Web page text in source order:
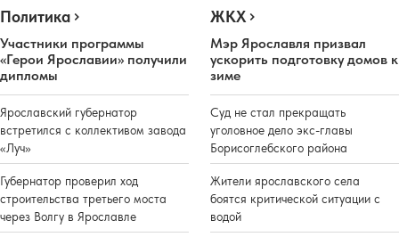
Политика
Участники программы
«Герои Ярославии» получили
дипломы
Ярославский губернатор
встретился с коллективом завода
«Луч»
Губернатор проверил ход
строительства третьего моста
через Волгу в Ярославле
ЖКХ
Мэр Ярославля призвал
ускорить подготовку домов к
зиме
Суд не стал прекращать
уголовное дело экс-главы
Борисоглебского района
Жители ярославского села
боятся критической ситуации с
водой